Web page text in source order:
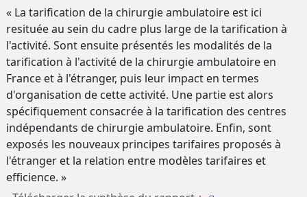
« La tarification de la chirurgie ambulatoire est ici
resituée au sein du cadre plus large de la tarification à
l'activité. Sont ensuite présentés les modalités de la
tarification à l'activité de la chirurgie ambulatoire en
France et à l'étranger, puis leur impact en termes
d'organisation de cette activité. Une partie est alors
spécifiquement consacrée à la tarification des centres
indépendants de chirurgie ambulatoire. Enfin, sont
exposés les nouveaux principes tarifaires proposés à
l'étranger et la relation entre modèles tarifaires et
efficience. »